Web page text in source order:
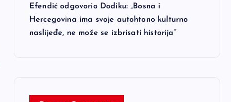
Efendić odgovorio Dodiku: „Bosna i
Hercegovina ima svoje autohtono kulturno
naslijeđe, ne može se izbrisati historija“